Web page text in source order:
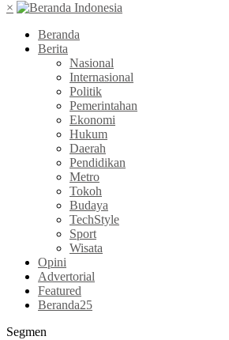
×
Beranda
Berita
Nasional
Internasional
Politik
Pemerintahan
Ekonomi
Hukum
Daerah
Pendidikan
Metro
Tokoh
Budaya
TechStyle
Sport
Wisata
Opini
Advertorial
Featured
Beranda25
Segmen